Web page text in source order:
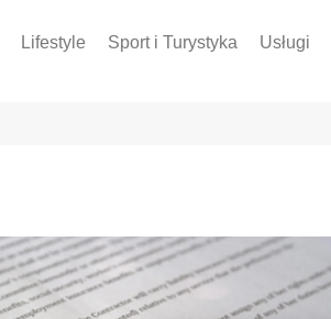
Lifestyle Sport i Turystyka Usługi